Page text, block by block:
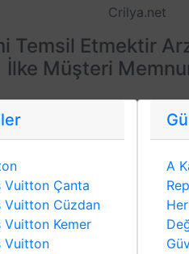
Crilya.net
Temsil Etmektir
İlke Müşteri
Vuitton Çanta
Vuitton Cüzdan
Vuitton Kemer
Vuitton
A